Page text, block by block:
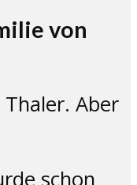
von
Aber
schon